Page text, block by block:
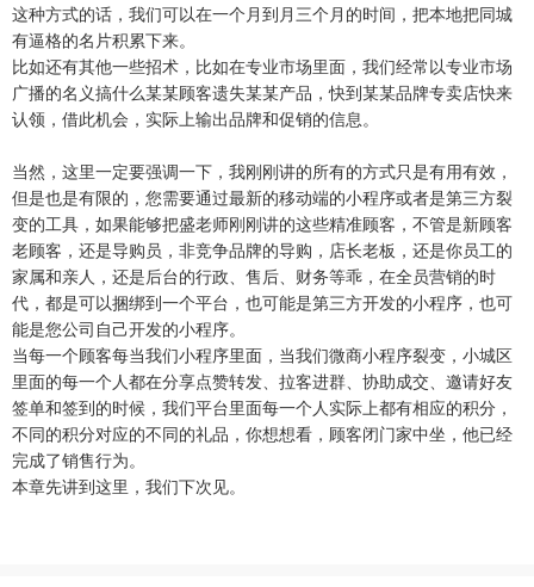
这种方式的话，我们可以在一个月到月三个月的时间，把本地把同城
有逼格的名片积累下来。
比如还有其他一些招术，比如在专业市场里面，我们经常以专业市场
广播的名义搞什么某某顾客遗失某某产品，快到某某品牌专卖店快来
认领，借此机会，实际上输出品牌和促销的信息。
当然，这里一定要强调一下，我刚刚讲的所有的方式只是有用有效，
但是也是有限的，您需要通过最新的移动端的小程序或者是第三方裂
变的工具，如果能够把盛老师刚刚讲的这些精准顾客，不管是新顾客
老顾客，还是导购员，非竞争品牌的导购，店长老板，还是你员工的
家属和亲人，还是后台的行政、售后、财务等乖，在全员营销的时
代，都是可以捆绑到一个平台，也可能是第三方开发的小程序，也可
能是您公司自己开发的小程序。
当每一个顾客每当我们小程序里面，当我们微商小程序裂变，小城区
里面的每一个人都在分享点赞转发、拉客进群、协助成交、邀请好友
签单和签到的时候，我们平台里面每一个人实际上都有相应的积分，
不同的积分对应的不同的礼品，你想想看，顾客闭门家中坐，他已经
完成了销售行为。
本章先讲到这里，我们下次见。